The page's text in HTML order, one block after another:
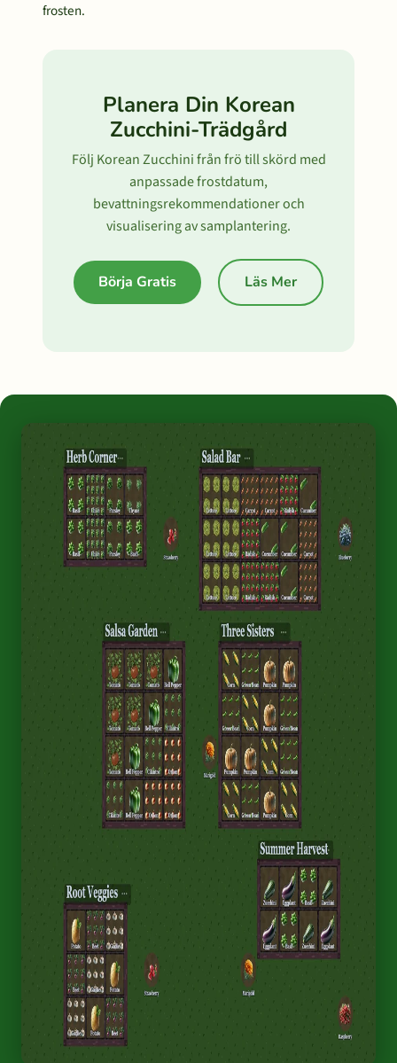
frosten.
Planera Din Korean
Zucchini-Trädgård
Följ Korean Zucchini från frö till skörd med
anpassade frostdatum,
bevattningsrekommendationer och
visualisering av samplantering.
Börja Gratis Läs Mer